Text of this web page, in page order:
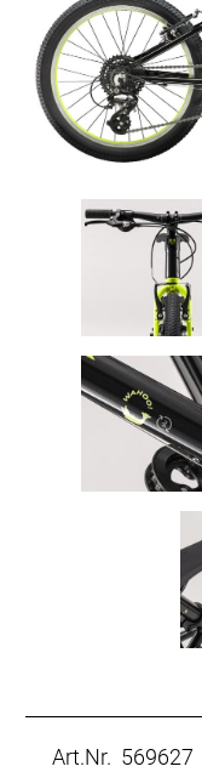
Art.Nr. 569627